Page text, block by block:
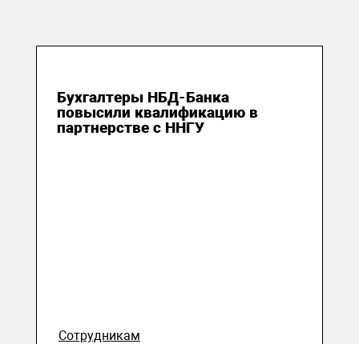
Бухгалтеры НБД-Банка
повысили квалификацию в
партнерстве с ННГУ
Сотрудникам